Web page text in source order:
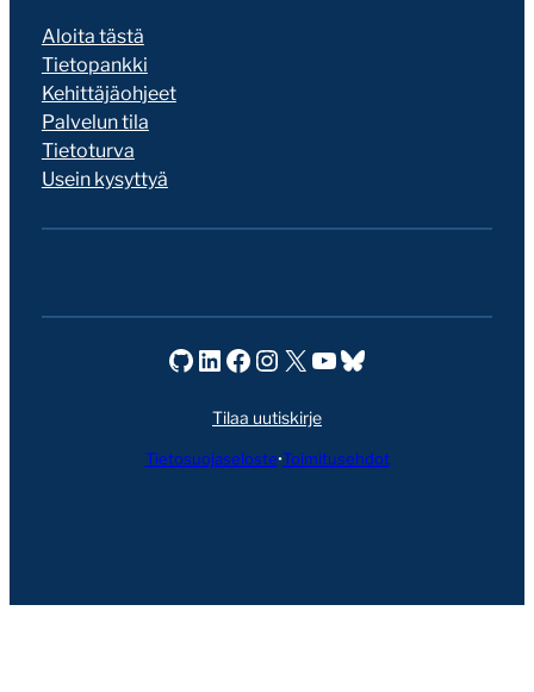
Aloita tästä
Tietopankki
Kehittäjäohjeet
Palvelun tila
Tietoturva
Usein kysyttyä
Seravo GitHubissa
Seravo LinkedInissä
Seravo Facebookissa
Seravo Instagramissa
Seravo X:ssä
Seravo YouTubessa
Seravo Blueskyssa
Tilaa uutiskirje
Tietosuojaseloste•Toimitusehdot